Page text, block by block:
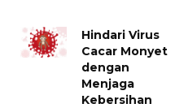
Hindari Virus
Cacar Monyet
dengan
Menjaga
Kebersihan